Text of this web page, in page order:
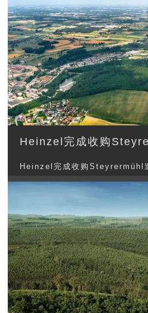
Heinzel完成收购
Heinzel完成收购Steyrermühl